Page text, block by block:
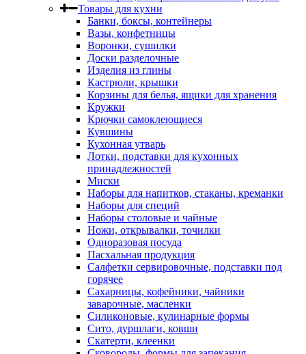
Товары для кухни
Банки, боксы, контейнеры
Вазы, конфетницы
Воронки, сушилки
Доски разделочные
Изделия из глины
Кастрюли, крышки
Корзины для белья, ящики для хранения
Кружки
Крючки самоклеющиеся
Кувшины
Кухонная утварь
Лотки, подставки для кухонных
принадлежностей
Миски
Наборы для напитков, стаканы, креманки
Наборы для специй
Наборы столовые и чайные
Ножи, открывалки, точилки
Одноразовая посуда
Пасхальная продукция
Салфетки сервировочные, подставки под
горячее
Сахарницы, кофейники, чайники
заварочные, масленки
Силиконовые, кулинарные формы
Сито, дуршлаги, ковши
Скатерти, клеенки